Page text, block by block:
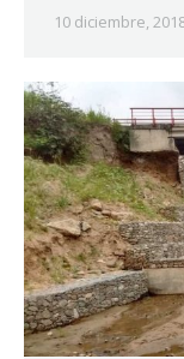
10 diciembre,